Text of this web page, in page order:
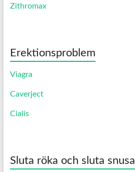
Zithromax
Erektionsproblem
Viagra
Caverject
Cialis
Sluta röka och sluta snusa